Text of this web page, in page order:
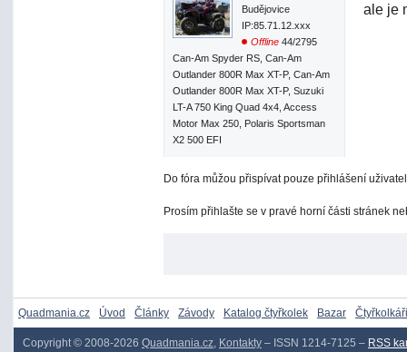
Budějovice
IP:85.71.12.xxx
Offline 44/2795
Can-Am Spyder RS, Can-Am
Outlander 800R Max XT-P, Can-Am
Outlander 800R Max XT-P, Suzuki
LT-A 750 King Quad 4x4, Access
Motor Max 250, Polaris Sportsman
X2 500 EFI
ale je
Do fóra můžou přispívat pouze přihlášení
Prosím přihlašte se v pravé horní části stránek
Quadmania.cz Úvod Články Závody Katalog čtyřkolek Bazar Čtyřkolkáři
Copyright © 2008-2026 Quadmania.cz, Kontakty – ISSN 1214-7125 – RSS